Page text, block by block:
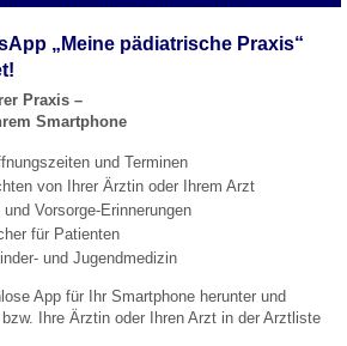
„Meine pädiatrische Praxis“
Praxis –
Smartphone
und Terminen
von Ihrer Ärztin oder Ihrem Arzt
Vorsorge-Erinnerungen
für Patienten
und Jugendmedizin
App für Ihr Smartphone herunter und
Ihre Ärztin oder Ihren Arzt in der Arztliste